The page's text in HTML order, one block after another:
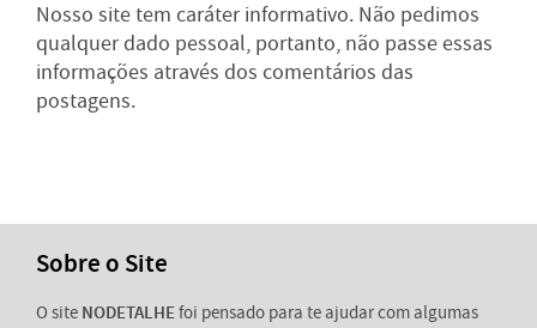
Nosso site tem caráter informativo. Não pedimos
qualquer dado pessoal, portanto, não passe essas
informações através dos comentários das
postagens.
Sobre o Site
O site NODETALHEfoi pensado para te ajudar com algumas